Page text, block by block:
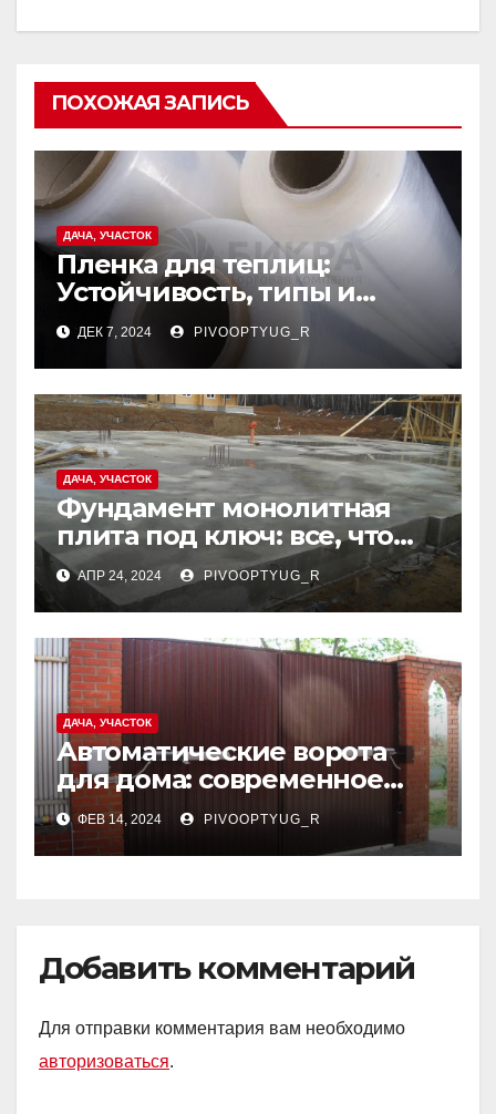
ПОХОЖАЯ ЗАПИСЬ
ДАЧА, УЧАСТОК
Пленка для теплиц:
Устойчивость, типы и
применение
ДЕК 7, 2024 PIVOOPTYUG_R
ДАЧА, УЧАСТОК
Фундамент монолитная
плита под ключ: все, что
нужно знать
АПР 24, 2024 PIVOOPTYUG_R
ДАЧА, УЧАСТОК
Автоматические ворота
для дома: современное
решение для комфортной
жизни
ФЕВ 14, 2024 PIVOOPTYUG_R
Добавить комментарий
Для отправки комментария вам необходимо
авторизоваться.